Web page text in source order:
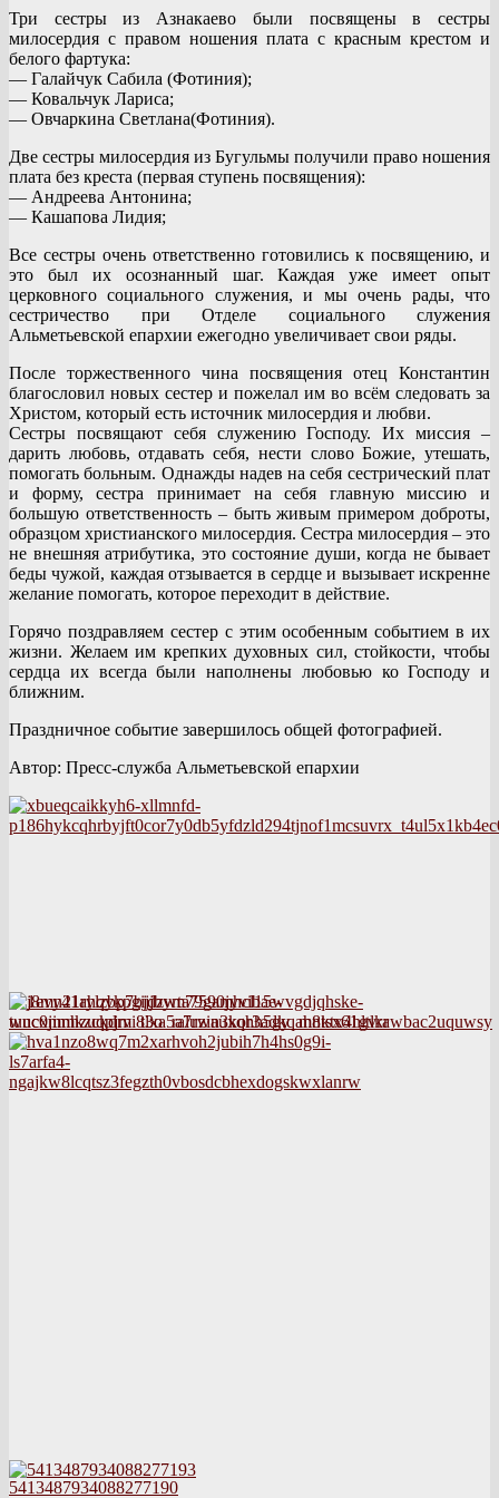
Три сестры из Азнакаево были посвящены в сестры
милосердия с правом ношения плата с красным крестом и
белого фартука:
— Галайчук Сабила (Фотиния);
— Ковальчук Лариса;
— Овчаркина Светлана(Фотиния).
Две сестры милосердия из Бугульмы получили право ношения
плата без креста (первая ступень посвящения):
— Андреева Антонина;
— Кашапова Лидия;
Все сестры очень ответственно готовились к посвящению, и
это был их осознанный шаг. Каждая уже имеет опыт
церковного социального служения, и мы очень рады, что
сестричество при Отделе социального служения
Альметьевской епархии ежегодно увеличивает свои ряды.
После торжественного чина посвящения отец Константин
благословил новых сестер и пожелал им во всём следовать за
Христом, который есть источник милосердия и любви.
Сестры посвящают себя служению Господу. Их миссия –
дарить любовь, отдавать себя, нести слово Божие, утешать,
помогать больным. Однажды надев на себя сестрический плат
и форму, сестра принимает на себя главную миссию и
большую ответственность – быть живым примером доброты,
образцом христианского милосердия. Сестра милосердия – это
не внешняя атрибутика, это состояние души, когда не бывает
беды чужой, каждая отзывается в сердце и вызывает искренне
желание помогать, которое переходит в действие.
Горячо поздравляем сестер с этим особенным событием в их
жизни. Желаем им крепких духовных сил, стойкости, чтобы
сердца их всегда были наполнены любовью ко Господу и
ближним.
Праздничное событие завершилось общей фотографией.
Автор: Пресс-служба Альметьевской епархии